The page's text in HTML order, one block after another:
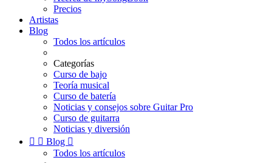
Precios
Artistas
Blog
Todos los artículos
Categorías
Curso de bajo
Teoría musical
Curso de batería
Noticias y consejos sobre Guitar Pro
Curso de guitarra
Noticias y diversión
  Blog 
Todos los artículos